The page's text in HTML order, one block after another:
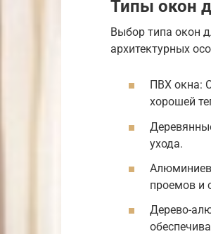
Типы окон
Выбор типа окон
архитектурных
ПВХ окна:
хорошей
ухода.
проемов и
Дерево-